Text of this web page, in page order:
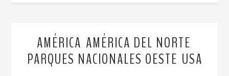
AMÉRICA, AMÉRICA DEL NORTE,
PARQUES NACIONALES OESTE, USA